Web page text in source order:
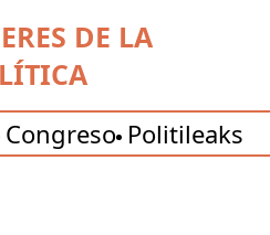
DE LA
Congreso Politileaks